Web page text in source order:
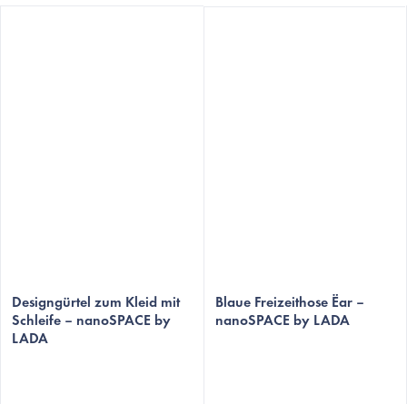
Designgürtel zum Kleid mit
Schleife – nanoSPACE by
LADA
Blaue Freizeithose Ëar –
nanoSPACE by LADA